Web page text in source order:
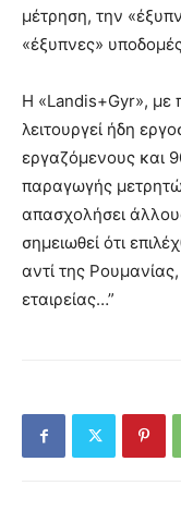
μέτρηση, την
«έξυπνες»
Η «Landis+Gyr», με
λειτουργεί ήδη
εργαζόμενους και
παραγωγής
απασχολήσει
σημειωθεί ότι
αντί της
εταιρείας…”